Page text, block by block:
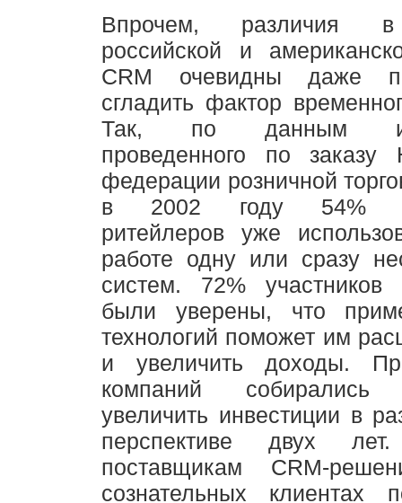
Впрочем, различия в
российской и
CRM очевидны даже
сгладить фактор
Так, по данным
проведенного по заказу
федерации розничной
в 2002 году 54%
ритейлеров уже
работе одну или сразу
систем. 72% участников
были уверены, что
технологий поможет им
и увеличить доходы.
компаний собирались
увеличить инвестиции в
перспективе двух лет.
поставщикам CRM-
сознательных клиентах